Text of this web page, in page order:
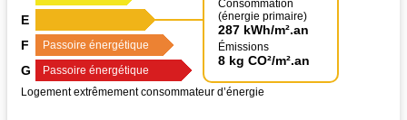
Consommation
(énergie primaire)
287 kWh/m².an
Émissions
8 kg CO²/m².an
E
F
Passoire énergétique
G
Passoire énergétique
Logement extrêmement consommateur d’énergie